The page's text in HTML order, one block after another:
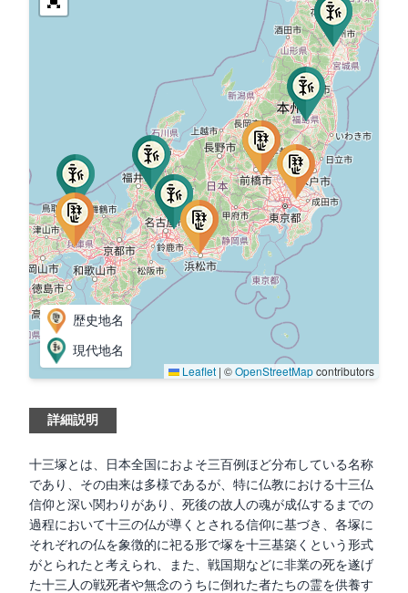
歴史地名
現代地名
Leaflet | ©OpenStreetMapcontributors
詳細説明
十三塚とは、日本全国におよそ三百例ほど分布している名称
であり、その由来は多様であるが、特に仏教における十三仏
信仰と深い関わりがあり、死後の故人の魂が成仏するまでの
過程において十三の仏が導くとされる信仰に基づき、各塚に
それぞれの仏を象徴的に祀る形で塚を十三基築くという形式
がとられたと考えられ、また、戦国期などに非業の死を遂げ
た十三人の戦死者や無念のうちに倒れた者たちの霊を供養す